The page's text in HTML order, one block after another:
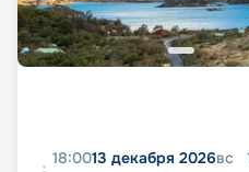
18:0013 декабря 2026вс